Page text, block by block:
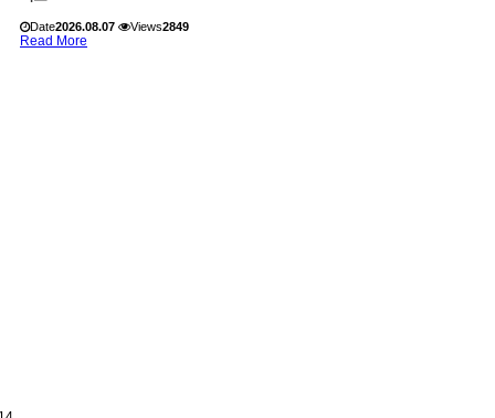
Date2026.08.07 Views2849
Read More